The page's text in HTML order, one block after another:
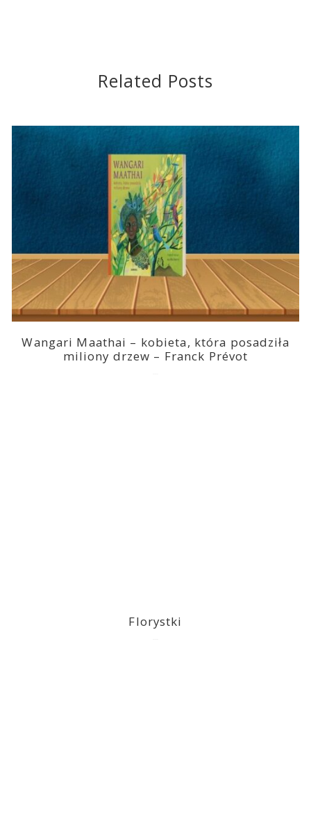
Related Posts
Wangari Maathai – kobieta, która posadziła
miliony drzew – Franck Prévot
Florystki